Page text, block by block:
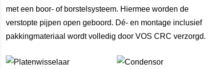
met een boor- of borstelsysteem. Hiermee worden de
verstopte pijpen open geboord. Dé- en montage inclusief
pakkingmateriaal wordt volledig door VOS CRC verzorgd.